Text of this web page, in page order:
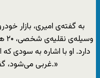
به گفته‌ی امیری، بازار
دارد. او با اشاره به سودی
غربی می‌شود، گفت: «بالاخره باید از یک جایی شروع کرد.»